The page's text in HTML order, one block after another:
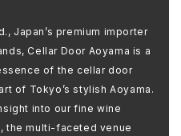
Japan’s premium importer
Cellar Door Aoyama is a
of the cellar door
of Tokyo’s stylish Aoyama.
into our fine wine
the multi-faceted venue